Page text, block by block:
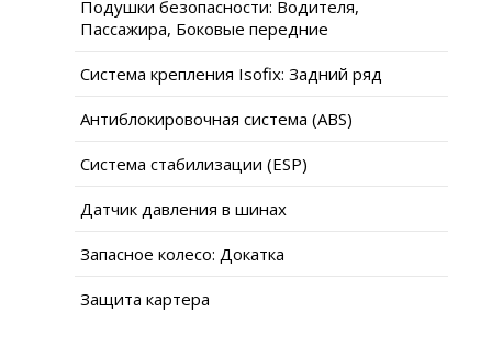
Подушки безопасности: Водителя,
Пассажира, Боковые передние
Система крепления Isofix: Задний ряд
Антиблокировочная система (ABS)
Система стабилизации (ESP)
Датчик давления в шинах
Запасное колесо: Докатка
Защита картера